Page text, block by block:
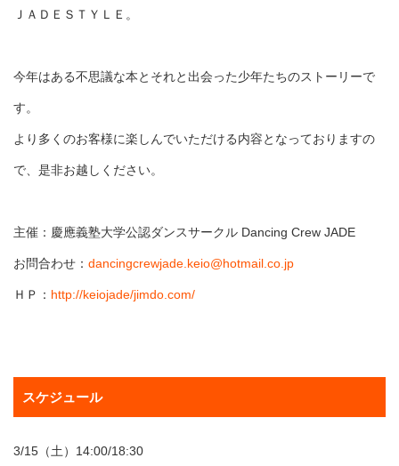
ＪＡＤＥＳＴＹＬＥ。
今年はある不思議な本とそれと出会った少年たちのストーリーで
す。
より多くのお客様に楽しんでいただける内容となっておりますの
で、是非お越しください。
主催：慶應義塾大学公認ダンスサークル Dancing Crew JADE
お問合わせ： dancingcrewjade.keio@hotmail.co.jp
ＨＰ： http://keiojade/jimdo.com/
スケジュール
3/15（土）14:00/18:30